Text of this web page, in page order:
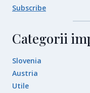
Subscribe
Categorii
Slovenia
Austria
Utile